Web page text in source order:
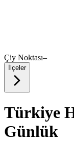
Çiy Noktası–
İlçeler
Türkiye
Günlük